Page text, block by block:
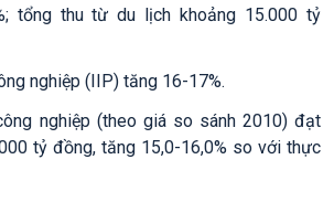
tổng thu từ du lịch khoảng 15.000 tỷ
nghiệp (IIP) tăng 16-17%.
nghiệp (theo giá so sánh 2010) đạt
tỷ đồng, tăng 15,0-16,0% so với thực